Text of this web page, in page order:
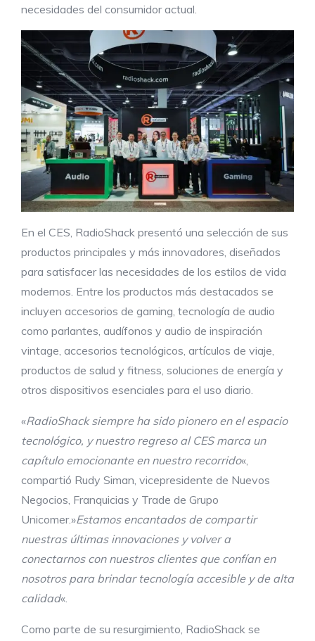
necesidades del consumidor actual.
En el CES, RadioShack presentó una selección de sus
productos principales y más innovadores, diseñados
para satisfacer las necesidades de los estilos de vida
modernos. Entre los productos más destacados se
incluyen accesorios de gaming, tecnología de audio
como parlantes, audífonos y audio de inspiración
vintage, accesorios tecnológicos, artículos de viaje,
productos de salud y fitness, soluciones de energía y
otros dispositivos esenciales para el uso diario.
«RadioShack siempre ha sido pionero en el espacio
tecnológico, y nuestro regreso al CES marca un
capítulo emocionante en nuestro recorrido«,
compartió Rudy Siman, vicepresidente de Nuevos
Negocios, Franquicias y Trade de Grupo
Unicomer.»Estamos encantados de compartir
nuestras últimas innovaciones y volver a
conectarnos con nuestros clientes que confían en
nosotros para brindar tecnología accesible y de alta
calidad«.
Como parte de su resurgimiento, RadioShack se